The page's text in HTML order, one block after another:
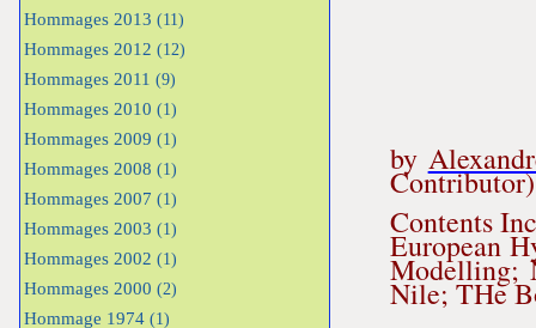
Hommages 2013 (11)
Hommages 2012 (12)
Hommages 2011 (9)
Hommages 2010 (1)
Hommages 2009 (1)
Hommages 2008 (1)
Hommages 2007 (1)
Hommages 2003 (1)
Hommages 2002 (1)
Hommages 2000 (2)
Hommage 1974 (1)
by
Contributor)
Contents
European
Modelling;
Nile; THe